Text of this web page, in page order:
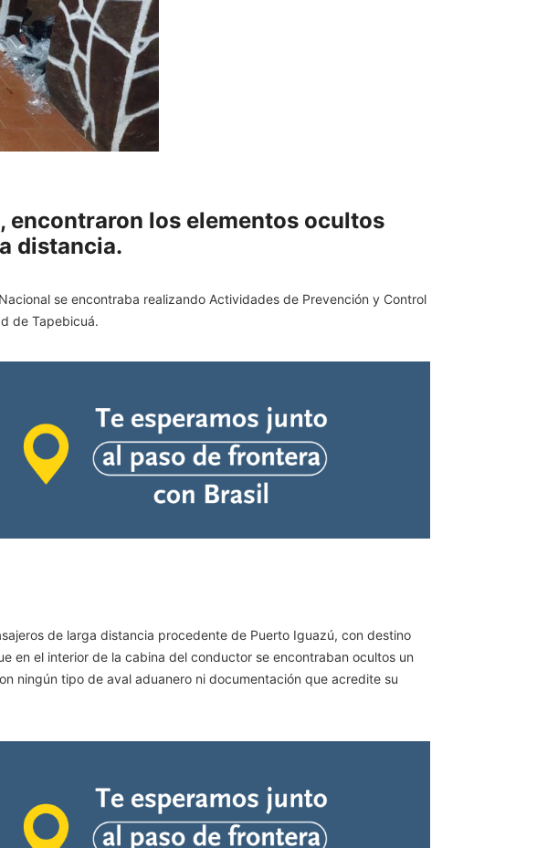
encontraron los elementos ocultos
distancia.
se encontraba realizando Actividades de Prevención y Control
de Tapebicuá.
de larga distancia procedente de Puerto Iguazú, con destino
en el interior de la cabina del conductor se encontraban ocultos un
ningún tipo de aval aduanero ni documentación que acredite su